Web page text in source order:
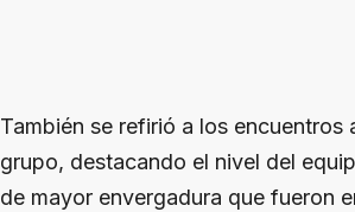
También se refirió a los encuentros
grupo, destacando el nivel del
de mayor envergadura que fueron